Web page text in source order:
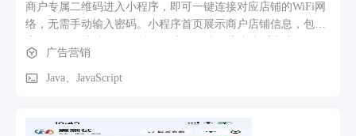
商户专属二维码进入小程序，即可一键连接对应店铺的WiFi网
络，无需手动输入密码。小程序首页展示商户店铺信息，包括
团购优惠信息，支持美团、抖音等平台的团购链接跳转。商户
可通过分享功能将店铺信息转发至微信朋友圈，一键复制推广
WiFi，用户扫码后只能连接对应WiFi，数据完全隔离。
广告营销
Java、JavaScript